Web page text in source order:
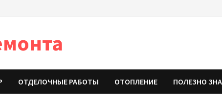
ОТДЕЛОЧНЫЕ РАБОТЫ ОТОПЛЕНИЕ ПОЛЕЗНО